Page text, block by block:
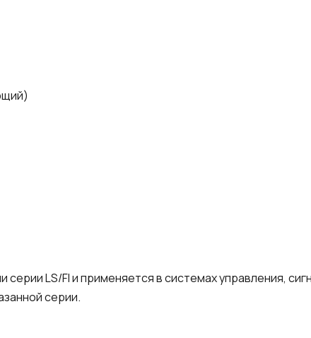
серии LS/FI и применяется в системах управления,
серии.